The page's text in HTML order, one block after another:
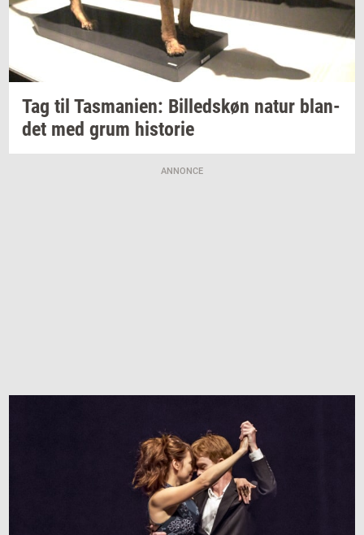
Tag til Tas­ma­ni­en: Bil­leds­køn natur blan­
det med grum hi­sto­rie
ANNONCE